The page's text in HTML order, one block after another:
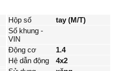
Hộp số
tay (M/T)
Số khung -
VIN
Động cơ
1.4
Hệ dẫn động
4x2